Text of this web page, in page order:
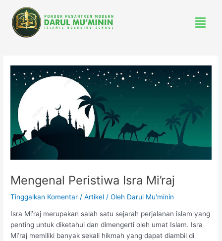
konten
Menu
Mengenal Peristiwa Isra Mi’raj
Tinggalkan Komentar /Artikel / Oleh Darul Mu'minin
Isra Mi’raj merupakan salah satu sejarah perjalanan islam yang
penting untuk diketahui dan dimengerti oleh umat Islam. Isra
Mi’raj memiliki banyak sekali hikmah yang dapat diambil di